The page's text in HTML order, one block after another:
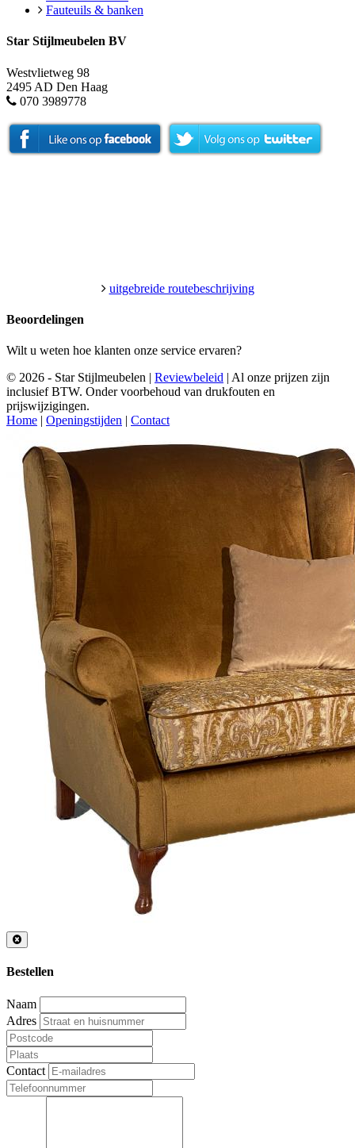
Fauteuils & banken
Star Stijlmeubelen BV
Westvlietweg 98
2495 AD Den Haag
070 3989778
uitgebreide routebeschrijving
Beoordelingen
Wilt u weten hoe klanten onze service ervaren?
© 2026 - Star Stijlmeubelen | Reviewbeleid | Al onze prijzen zijn
inclusief BTW. Onder voorbehoud van drukfouten en
prijswijzigingen.
Home | Openingstijden | Contact
Bestellen
Naam
Adres
Contact